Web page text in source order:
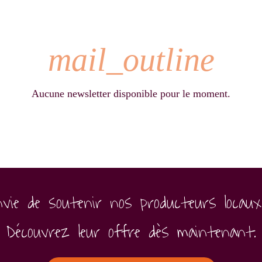
mail_outline
Aucune newsletter disponible pour le moment.
de soutenir nos producteurs
Découvrez leur offre dès maintenant.